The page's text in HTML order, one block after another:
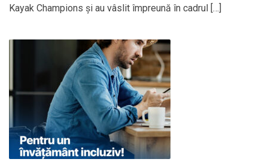
Kayak Champions și au vâslit împreună în cadrul […]